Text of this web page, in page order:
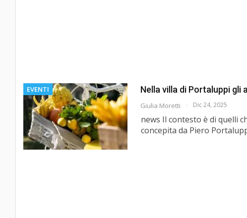
EVENTI Nella villa di Portaluppi gli
Giulia Moretti Dic 24, 2025
news Il contesto è di quelli
concepita da Piero